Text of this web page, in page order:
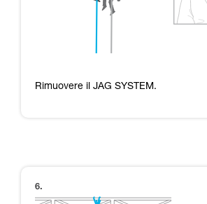
Rimuovere il JAG SYSTEM.